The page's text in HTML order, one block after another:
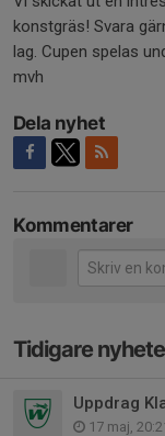
konstgräs! Svara
lag. Cupen spelas
mvh
Dela nyhet
Kommentarer
Tidigare
Uppdrag
17 maj,